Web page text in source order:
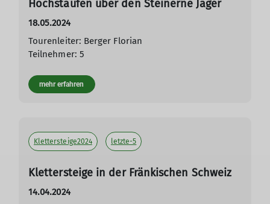
Hochstaufen über den Steinerne Jäger
18.05.2024
Tourenleiter: Berger Florian
Teilnehmer: 5
mehr erfahren
Klettersteige2024 letzte-5
Klettersteige in der Fränkischen Schweiz
14.04.2024